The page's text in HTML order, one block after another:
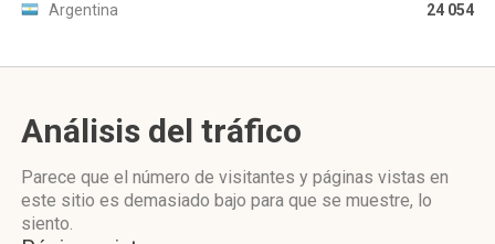
Argentina
24 054
Análisis del tráfico
Parece que el número de visitantes y páginas vistas en
este sitio es demasiado bajo para que se muestre, lo
siento.